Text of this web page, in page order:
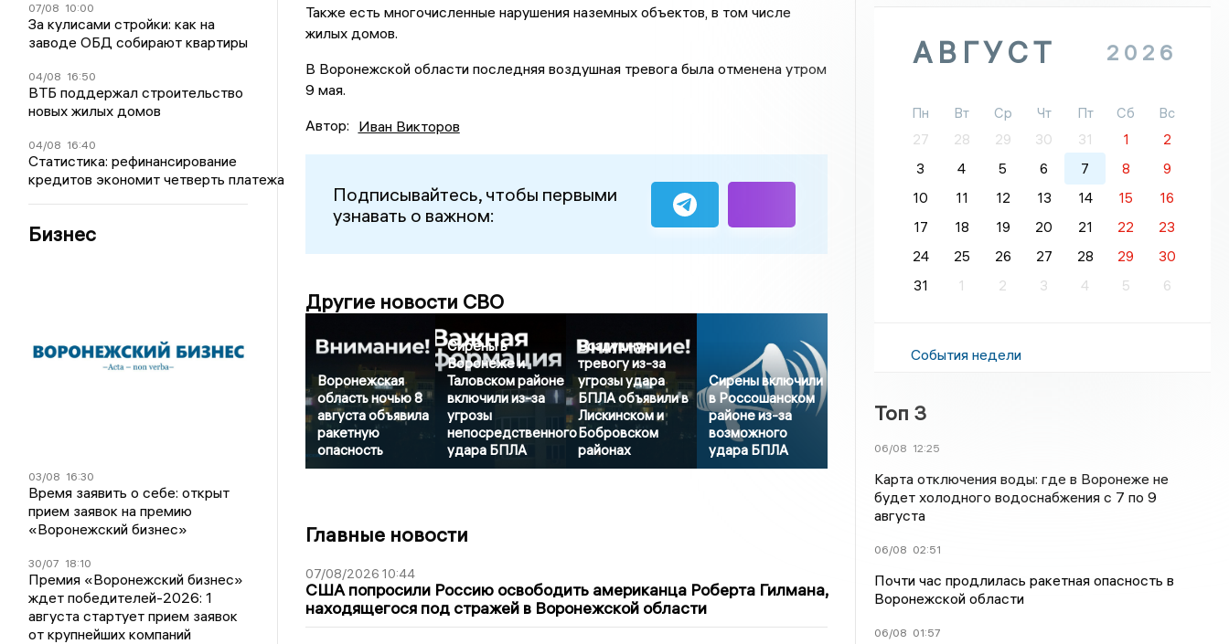
07/08 10:00
За кулисами стройки: как на
заводе ОБД собирают квартиры
04/08 16:50
ВТБ поддержал строительство
новых жилых домов
04/08 16:40
Статистика: рефинансирование
кредитов экономит четверть платежа
Бизнес
03/08 16:30
Время заявить о себе: открыт
прием заявок на премию
«Воронежский бизнес»
30/07 18:10
Премия «Воронежский бизнес»
ждет победителей-2026: 1
августа стартует прием заявок
от крупнейших компаний
Также есть многочисленные нарушения наземных объектов, в том числе
жилых домов.
В Воронежской области последняя воздушная тревога была отменена утром
9 мая.
Автор: Иван Викторов
Подписывайтесь, чтобы первыми
узнавать о важном:
Другие новости СВО
Воронежская
область ночью 8
августа объявила
ракетную
опасность
Сирены в
Воронеже и
Таловском районе
включили из-за
угрозы
непосредственного
удара БПЛА
Воздушную
тревогу из-за
угрозы удара
БПЛА объявили в
Лискинском и
Бобровском
районах
Сирены включили
в Россошанском
районе из-за
возможного
удара БПЛА
Главные новости
07/08/2026 10:44
США попросили Россию освободить американца Роберта Гилмана,
находящегося под стражей в Воронежской области
АВГУСТ 2026
Пн Вт Ср Чт Пт Сб
Вс
27
28 29 30 31 1
2
3
4 5 6 7 8
9
10
11 12 13 14 15
16
17
18 19 20 21 22
23
24
25 26 27 28 29
30
31
1 2 3 4 5 6
События недели
Топ 3
06/08 12:25
Карта отключения воды: где в Воронеже не
будет холодного водоснабжения с 7 по 9
августа
06/08 02:51
Почти час продлилась ракетная опасность в
Воронежской области
06/08 01:57